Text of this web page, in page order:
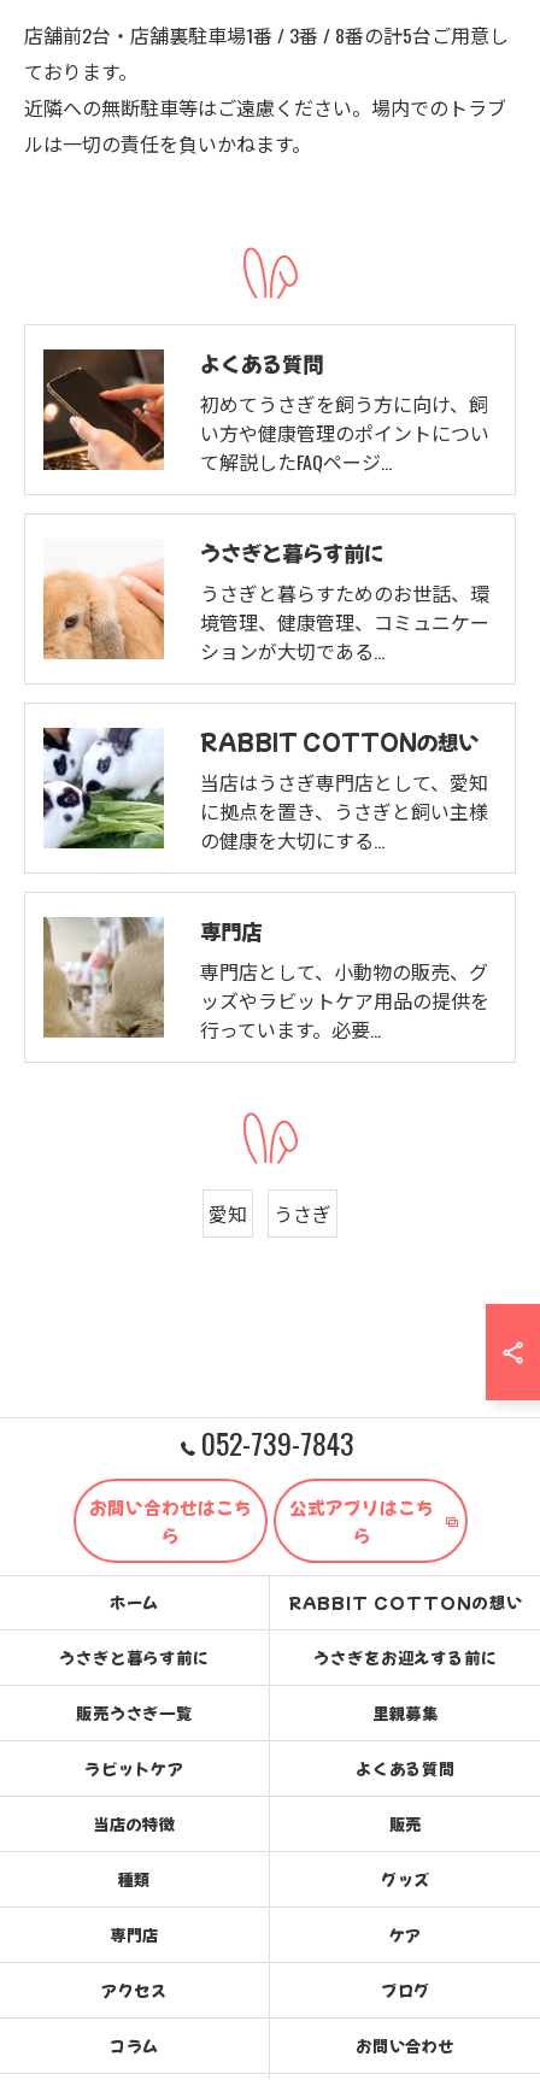
店舗前2台・店舗裏駐車場1番 / 3番 / 8番の計5台ご用意し
ております。
近隣への無断駐車等はご遠慮ください。場内でのトラブ
ルは一切の責任を負いかねます。
よくある質問
初めてうさぎを飼う方に向け、飼
い方や健康管理のポイントについ
て解説したFAQページ…
うさぎと暮らす前に
うさぎと暮らすためのお世話、環
境管理、健康管理、コミュニケー
ションが大切である…
RABBIT COTTONの想い
当店はうさぎ専門店として、愛知
に拠点を置き、うさぎと飼い主様
の健康を大切にする…
専門店
専門店として、小動物の販売、グ
ッズやラビットケア用品の提供を
行っています。必要…
愛知 うさぎ
052-739-7843
お問い合わせはこち
ら
公式アプリはこち
ら
ホーム RABBIT COTTONの想い
うさぎと暮らす前に うさぎをお迎えする前に
販売うさぎ一覧 里親募集
ラビットケア よくある質問
当店の特徴 販売
種類 グッズ
専門店 ケア
アクセス ブログ
コラム お問い合わせ